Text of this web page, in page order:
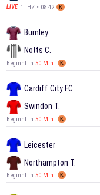
LIVE 1. HZ • 08:42 K
Burnley
Notts C.
Beginnt in 50 Min. K
Cardiff City FC
Swindon T.
Beginnt in 50 Min. K
Leicester
Northampton T.
Beginnt in 50 Min. K